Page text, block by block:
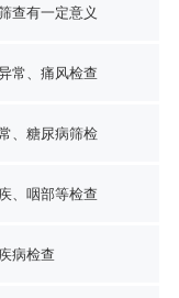
查有一定意义
常、痛风检查
、糖尿病筛检
、咽部等检查
病检查